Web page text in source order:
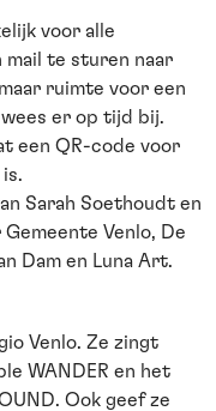
voor alle
mail te sturen naar
ruimte voor een
er op tijd bij.
een QR-code voor
Sarah Soethoudt en
Venlo, De
Dam en Luna Art.
Venlo. Ze zingt
WANDER en het
Ook geef ze